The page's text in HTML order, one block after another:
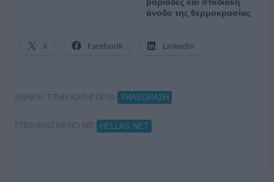
άνοδο της θερμοκρασίας
X Facebook LinkedIn
ΑΝΗΚΕΙ ΣΤΗΝ ΚΑΤΗΓΟΡΙΑ: ΤΗΛΕΟΡΑΣΗ
ΕΠΙΣΗΜΑΣΜΕΝΟ ΜΕ: HELLAS NET